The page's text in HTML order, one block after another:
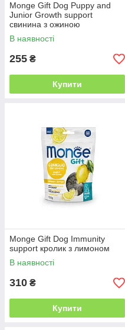
Monge Gift Dog Puppy and
Junior Growth support
свинина з ожиною
В наявності
255 ₴
Купити
Monge Gift Dog Immunity
support кролик з лимоном
В наявності
310 ₴
Купити